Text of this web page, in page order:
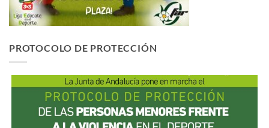
PROTOCOLO DE PROTECCIÓN